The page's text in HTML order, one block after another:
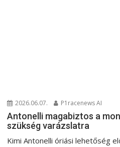
2026.06.07. P1racenews AI
Antonelli magabiztos a
szükség varázslatra
Kimi Antonelli óriási lehetőség